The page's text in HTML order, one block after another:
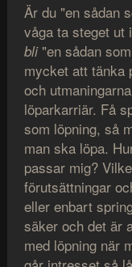
Är du "en sådan
våga ta steget ut
bli"en sådan
mycket att tänka
och
löparkarriär. Få
som löpning, så
man ska löpa.
passar mig?
förutsättningar
eller enbart
säker och det är
med löpning när